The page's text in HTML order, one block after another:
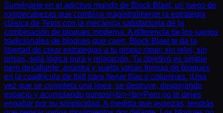
Sumérgete en el adictivo mundo de Block Blast, un juego de
rompecabezas que combina magistralmente la estrategia
clásica de Tetris con la mecánica satisfactoria de la
combinación de bloques moderna. A diferencia de los juegos
tradicionales de bloques que caen, Block Blast te da la
libertad de crear estrategias a tu propio ritmo: sin reloj, sin
prisas, solo lógica pura y relajación. Tu objetivo es simple
pero desafiante: arrastra y suelta varias formas de bloques
en la cuadrícula de 8x8 para llenar filas o columnas. ¡Una
vez que se completa una línea, se destruye, despejando
espacio y acumulando puntos!<br><br>Pero no te dejes
engañar por su simplicidad. A medida que avanzas, tendrás